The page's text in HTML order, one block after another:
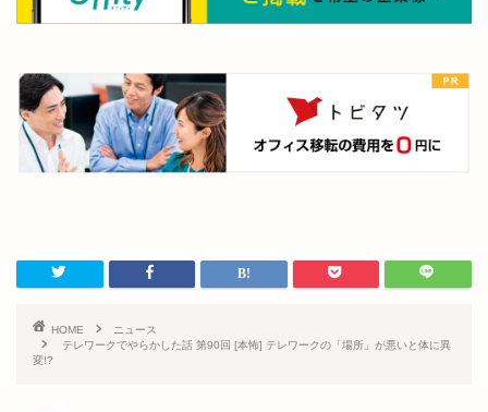
HOME
ニュース
テレワークでやらかした話 第90回 [本怖] テレワークの「場所」が悪いと体に異
変!?